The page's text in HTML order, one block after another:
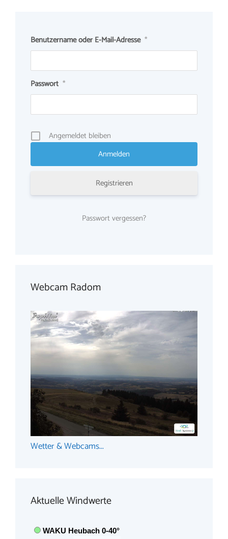
Benutzername oder E-Mail-Adresse *
Passwort *
Angemeldet bleiben
Registrieren
Passwort vergessen?
Webcam Radom
Wetter & Webcams...
Aktuelle Windwerte